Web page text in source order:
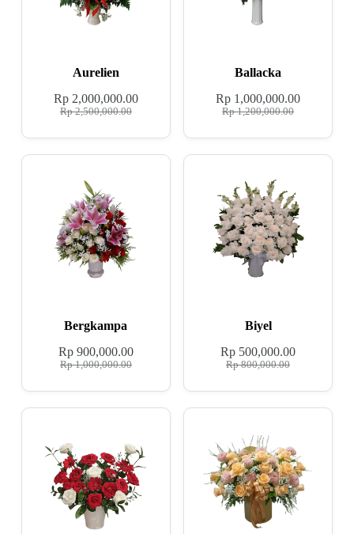
Aurelien
Rp2,500,000.00
Rp2,000,000.00
Ballacka
Rp1,200,000.00
Rp 1,000,000.00
Bergkampa
Rp1,000,000.00
Rp900,000.00
Biyel
Rp800,000.00
Rp 500,000.00